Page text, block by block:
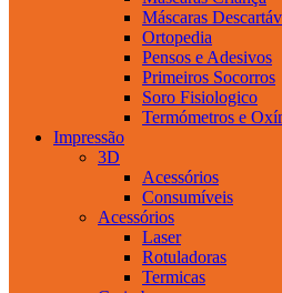
Máscaras
Ortopedia
Pensos e Adesivos
Primeiros Socorros
Soro Fisiologico
Termómetros e
Impressão
3D
Acessórios
Consumíveis
Acessórios
Laser
Rotuladoras
Termicas